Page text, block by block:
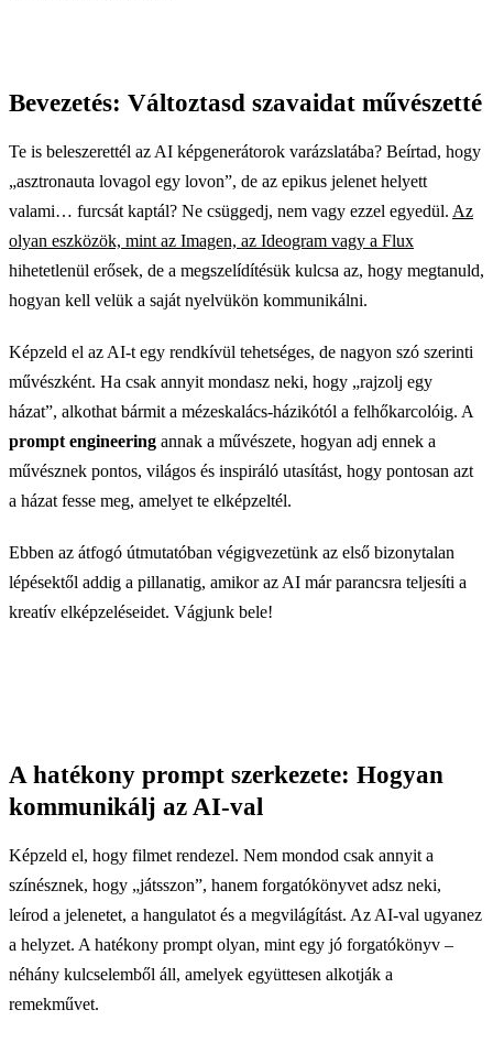
Bevezetés: Változtasd szavaidat művészetté
Te is beleszerettél az AI képgenerátorok varázslatába? Beírtad, hogy
„asztronauta lovagol egy lovon”, de az epikus jelenet helyett
valami… furcsát kaptál? Ne csüggedj, nem vagy ezzel egyedül. Az
olyan eszközök, mint az Imagen, az Ideogram vagy a Flux
hihetetlenül erősek, de a megszelídítésük kulcsa az, hogy megtanuld,
hogyan kell velük a saját nyelvükön kommunikálni.
Képzeld el az AI-t egy rendkívül tehetséges, de nagyon szó szerinti
művészként. Ha csak annyit mondasz neki, hogy „rajzolj egy
házat”, alkothat bármit a mézeskalács-házikótól a felhőkarcolóig. A
prompt engineering annak a művészete, hogyan adj ennek a
művésznek pontos, világos és inspiráló utasítást, hogy pontosan azt
a házat fesse meg, amelyet te elképzeltél.
Ebben az átfogó útmutatóban végigvezetünk az első bizonytalan
lépésektől addig a pillanatig, amikor az AI már parancsra teljesíti a
kreatív elképzeléseidet. Vágjunk bele!
A hatékony prompt szerkezete: Hogyan
kommunikálj az AI-val
Képzeld el, hogy filmet rendezel. Nem mondod csak annyit a
színésznek, hogy „játsszon”, hanem forgatókönyvet adsz neki,
leírod a jelenetet, a hangulatot és a megvilágítást. Az AI-val ugyanez
a helyzet. A hatékony prompt olyan, mint egy jó forgatókönyv –
néhány kulcselemből áll, amelyek együttesen alkotják a
remekművet.